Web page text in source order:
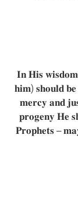
𝐈𝐧 𝐇𝐢𝐬
𝐡𝐢𝐦) 𝐬𝐡𝐨𝐮𝐥𝐝
𝐦𝐞𝐫𝐜𝐲 𝐚𝐧𝐝
𝐩𝐫𝐨𝐠𝐞𝐧𝐲 𝐇𝐞
𝐏𝐫𝐨𝐩𝐡𝐞𝐭𝐬 –